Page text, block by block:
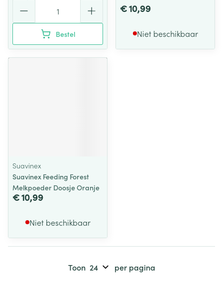
Bestel
€ 10,99
Niet beschikbaar
Suavinex
Suavinex Feeding Forest
Melkpoeder Doosje Oranje
€ 10,99
Niet beschikbaar
Toon per pagina